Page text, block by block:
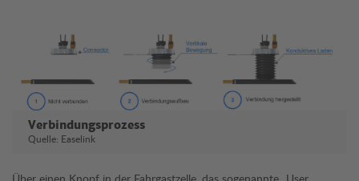
Verbindungsprozess
Quelle: Easelink
Über einen Knopf in der Fahrgastzelle, das sogenannte „User